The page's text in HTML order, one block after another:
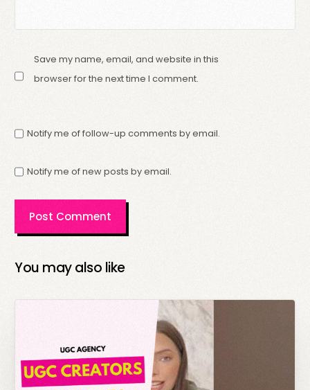
Save my name, email, and website in this
browser for the next time I comment.
Notify me of follow-up comments by email.
Notify me of new posts by email.
You may also like